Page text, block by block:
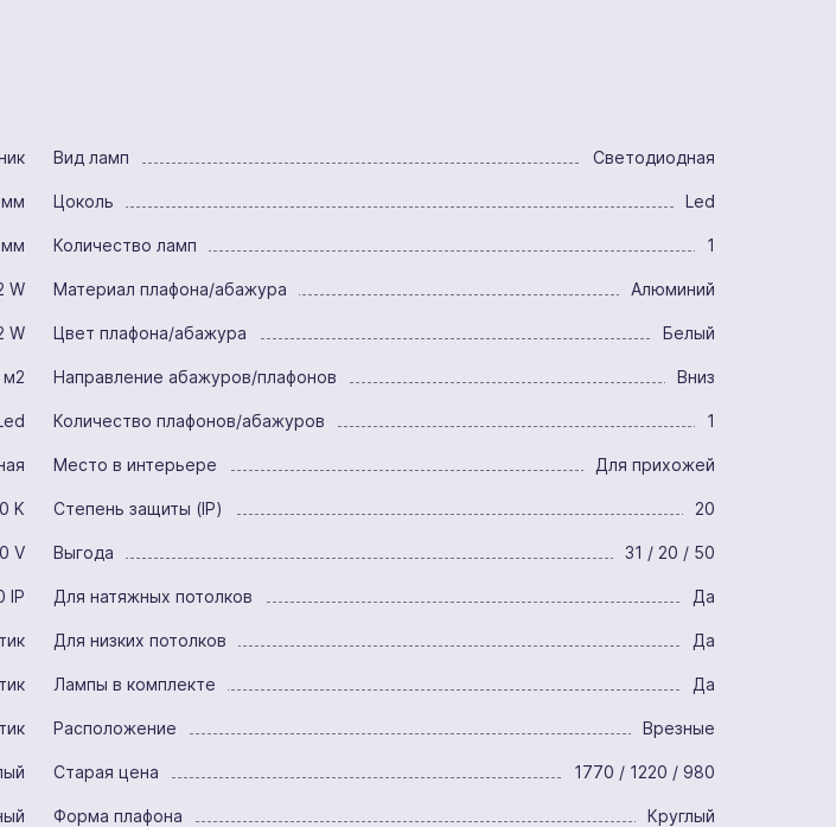
W
W
м2
K
V
IP
Вид ламп Светодиодная
Цоколь Led
Количество ламп 1
Материал плафона/абажура Алюминий
Цвет плафона/абажура Белый
Направление абажуров/плафонов Вниз
Количество плафонов/абажуров 1
Место в интерьере Для прихожей
Степень защиты (IP) 20
Выгода 31 / 20 / 50
Для натяжных потолков Да
Для низких потолков Да
Лампы в комплекте Да
Расположение Врезные
Старая цена 1770 / 1220 / 980
Форма плафона Круглый